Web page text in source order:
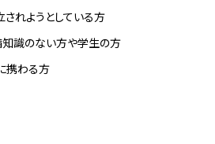
されようとしている方
識のない方や学生の方
携わる方